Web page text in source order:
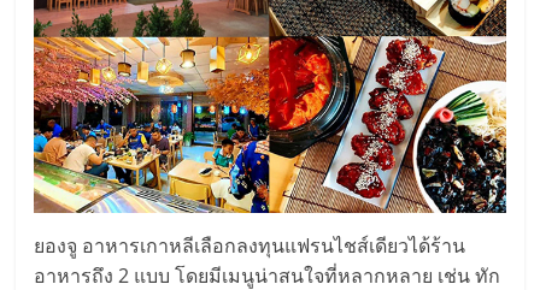
ธุรกิจ
มอี
ไทย,
SMEs,
แฟ
รน
ไชส์,
ยองจู อาหารเกาหลีเลือกลงทุนแฟรนไชส์เดียวได้ร้าน
อาหารถึง 2 แบบ โดยมีเมนูน่าสนใจที่หลากหลาย เช่น ทัก